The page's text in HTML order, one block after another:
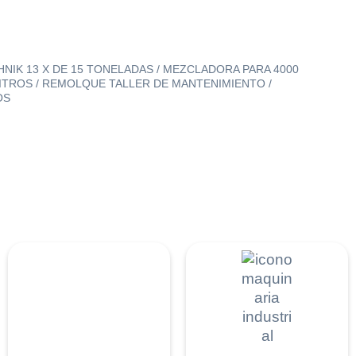
13 X DE 15 TONELADAS / MEZCLADORA PARA 4000
/ REMOLQUE TALLER DE MANTENIMIENTO /